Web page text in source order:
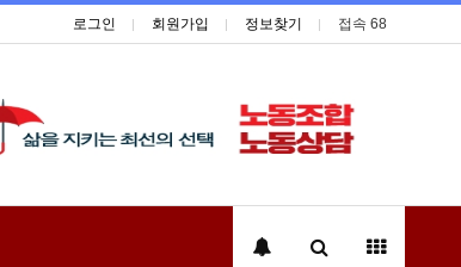
로그인 회원가입 정보찾기 접속 68